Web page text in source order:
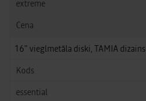
16" vieglmetāla diski, TAMIA dizains